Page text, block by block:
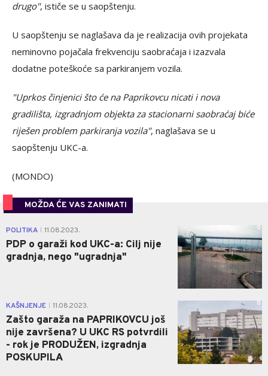
drugo", ističe se u saopštenju.
U saopštenju se naglašava da je realizacija ovih projekata
neminovno pojačala frekvenciju saobraćaja i izazvala
dodatne poteškoće sa parkiranjem vozila.
"Uprkos činjenici što će na Paprikovcu nicati i nova
gradilišta, izgradnjom objekta za stacionarni saobraćaj biće
riješen problem parkiranja vozila", naglašava se u
saopštenju UKC-a.
(MONDO)
MOŽDA ĆE VAS ZANIMATI
POLITIKA 11.08.2023.
PDP o garaži kod UKC-a: Cilj nije
gradnja, nego "ugradnja"
0
KAŠNJENJE 11.08.2023.
Zašto garaža na PAPRIKOVCU još
nije završena? U UKC RS potvrdili
- rok je PRODUŽEN, izgradnja
POSKUPILA
0